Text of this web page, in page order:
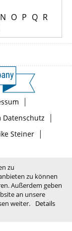
N O P Q R
|
Datenschutz |
Steiner|
zu
zu können
Außerdem geben
an unsere
weiter.
Details